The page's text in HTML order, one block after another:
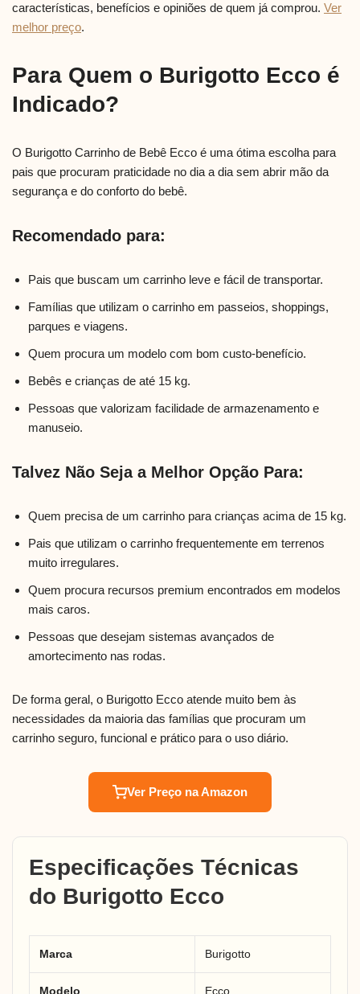
características, benefícios e opiniões de quem já comprou. Ver
melhor preço.
Para Quem o Burigotto Ecco é
Indicado?
O Burigotto Carrinho de Bebê Ecco é uma ótima escolha para
pais que procuram praticidade no dia a dia sem abrir mão da
segurança e do conforto do bebê.
Recomendado para:
Pais que buscam um carrinho leve e fácil de transportar.
Famílias que utilizam o carrinho em passeios, shoppings,
parques e viagens.
Quem procura um modelo com bom custo-benefício.
Bebês e crianças de até 15 kg.
Pessoas que valorizam facilidade de armazenamento e
manuseio.
Talvez Não Seja a Melhor Opção Para:
Quem precisa de um carrinho para crianças acima de 15 kg.
Pais que utilizam o carrinho frequentemente em terrenos
muito irregulares.
Quem procura recursos premium encontrados em modelos
mais caros.
Pessoas que desejam sistemas avançados de
amortecimento nas rodas.
De forma geral, o Burigotto Ecco atende muito bem às
necessidades da maioria das famílias que procuram um
carrinho seguro, funcional e prático para o uso diário.
Ver Preço na Amazon
Especificações Técnicas
do Burigotto Ecco
Marca Burigotto
Modelo Ecco